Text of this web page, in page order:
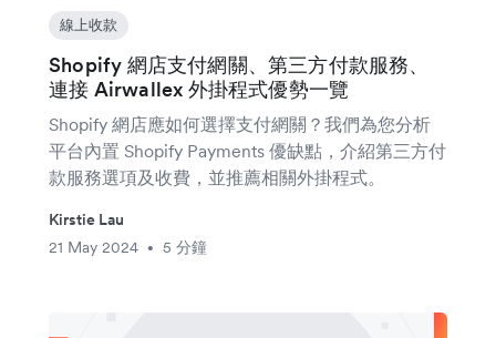
線上收款
Shopify 網店支付網關、第三方付款服務、
連接 Airwallex 外掛程式優勢一覽
Shopify 網店應如何選擇支付網關？我們為您分析
平台內置 Shopify Payments 優缺點，介紹第三方付
款服務選項及收費，並推薦相關外掛程式。
Kirstie Lau
21 May 2024
• 5 分鐘